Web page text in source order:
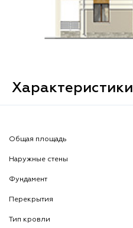
Характеристики
Общая площадь
Наружные стены
Фундамент
Перекрытия
Тип кровли